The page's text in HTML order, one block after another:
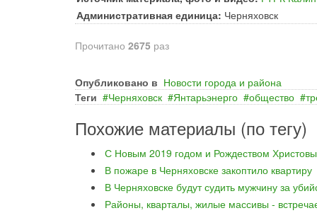
Административная единица: Черняховск
Прочитано 2675 раз
Опубликовано в Новости города и района
Теги
Черняховск Янтарьэнерго общество
Похожие материалы (по тегу)
С Новым 2019 годом и Рождеством
В пожаре в Черняховске закоптило квартиру
В Черняховске будут судить мужчину за
Районы, кварталы, жилые массивы -